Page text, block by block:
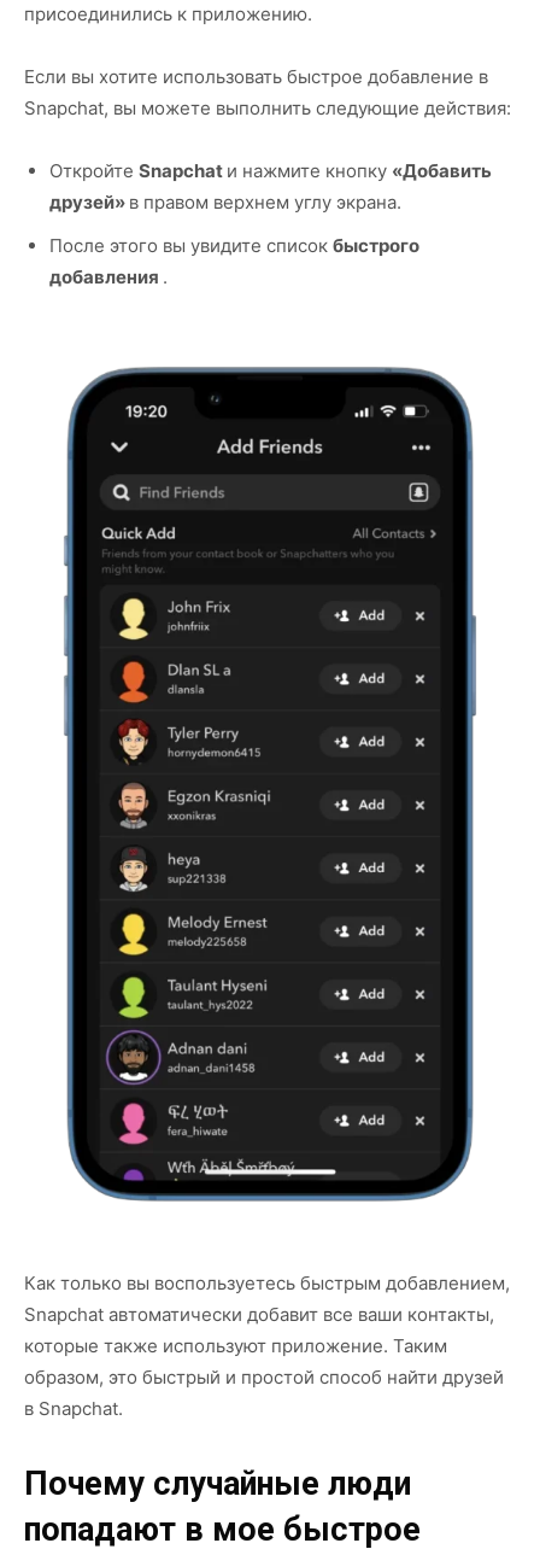
присоединились к приложению.
Если вы хотите использовать быстрое добавление в
Snapchat, вы можете выполнить следующие действия:
Откройте Snapchat и нажмите кнопку «Добавить
друзей» в правом верхнем углу экрана.
После этого вы увидите список быстрого
добавления .
Как только вы воспользуетесь быстрым добавлением,
Snapchat автоматически добавит все ваши контакты,
которые также используют приложение. Таким
образом, это быстрый и простой способ найти друзей
в Snapchat.
Почему случайные люди
попадают в мое быстрое